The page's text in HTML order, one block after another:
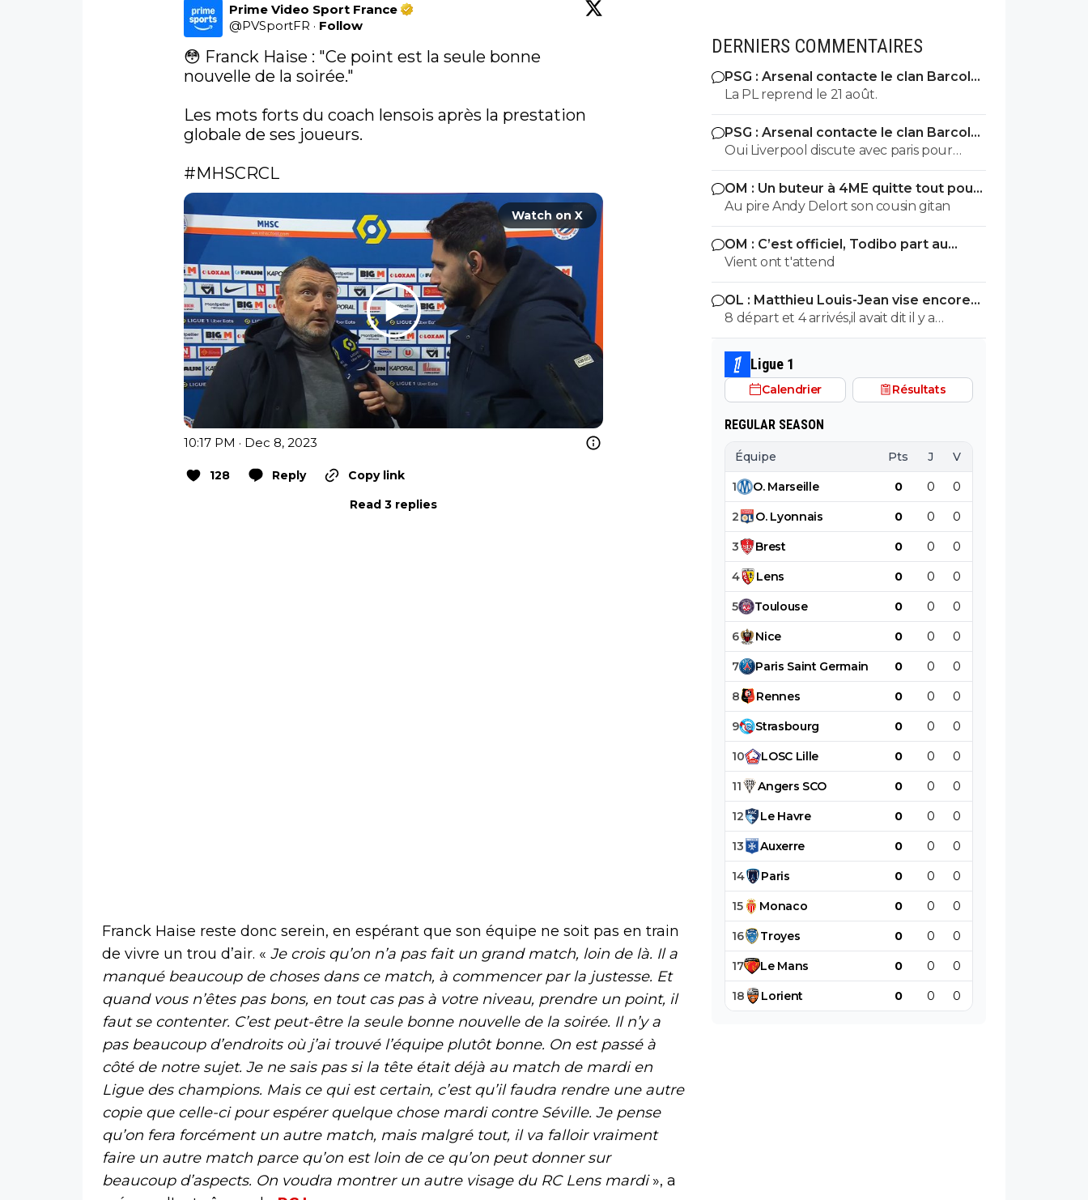
Prime Video Sport France
@PVSportFR · Follow
😳 Franck Haise : "Ce point est la seule bonne
nouvelle de la soirée."
Les mots forts du coach lensois après la prestation
globale de ses joueurs.
#MHSCRCL
Watch on X
10:17 PM · Dec 8, 2023
128 Reply
Copy link
Read 3 replies
Franck Haise reste donc serein, en espérant que son équipe ne soit pas en train
de vivre un trou d’air. « Je crois qu’on n’a pas fait un grand match, loin de là. Il a
manqué beaucoup de choses dans ce match, à commencer par la justesse. Et
quand vous n’êtes pas bons, en tout cas pas à votre niveau, prendre un point, il
faut se contenter. C’est peut-être la seule bonne nouvelle de la soirée. Il n’y a
pas beaucoup d’endroits où j’ai trouvé l’équipe plutôt bonne. On est passé à
côté de notre sujet. Je ne sais pas si la tête était déjà au match de mardi en
Ligue des champions. Mais ce qui est certain, c’est qu’il faudra rendre une autre
copie que celle-ci pour espérer quelque chose mardi contre Séville. Je pense
qu’on fera forcément un autre match, mais malgré tout, il va falloir vraiment
faire un autre match parce qu’on est loin de ce qu’on peut donner sur
beaucoup d’aspects. On voudra montrer un autre visage du RC Lens mardi», a
DERNIERS COMMENTAIRES
PSG : Arsenal contacte le clan Barcola,
le feuilleton relancé
La PL reprend le 21 août.
PSG : Arsenal contacte le clan Barcola,
le feuilleton relancé
Oui Liverpool discute avec paris pour
récupérer barcola l année prochaine, sont
prix sera divisé par 2
OM : Un buteur à 4ME quitte tout pour
signer à Marseille
Au pire Andy Delort son cousin gitan
OM : C’est officiel, Todibo part au
clash pour venir
Vient ont t'attend
OL : Matthieu Louis-Jean vise encore
trois recrues
8 départ et 4 arrivés,il avait dit il y a
quelques jours
Ligue 1
Calendrier Résultats
REGULAR SEASON
Équipe Pts J V
1 O. Marseille 0 0 0
2 O. Lyonnais 0 0 0
3 Brest 0 0 0
4 Lens 0 0 0
5 Toulouse 0 0 0
6 Nice 0 0 0
7 Paris Saint Germain 0 0 0
8 Rennes 0 0 0
9 Strasbourg 0 0 0
10 LOSC Lille 0 0 0
11 Angers SCO 0 0 0
12 Le Havre 0 0 0
13 Auxerre 0 0 0
14 Paris 0 0 0
15 Monaco 0 0 0
16 Troyes 0 0 0
17 Le Mans 0 0 0
18 Lorient 0 0 0